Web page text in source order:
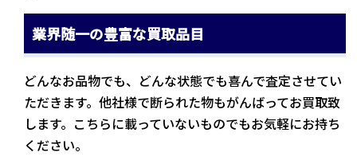
業界随一の豊富な買取品目
どんなお品物でも、どんな状態でも喜んで査定させてい
ただきます。他社様で断られた物もがんばってお買取致
します。こちらに載っていないものでもお気軽にお持ち
ください。